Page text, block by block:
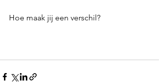
Hoe maak jij een verschil?